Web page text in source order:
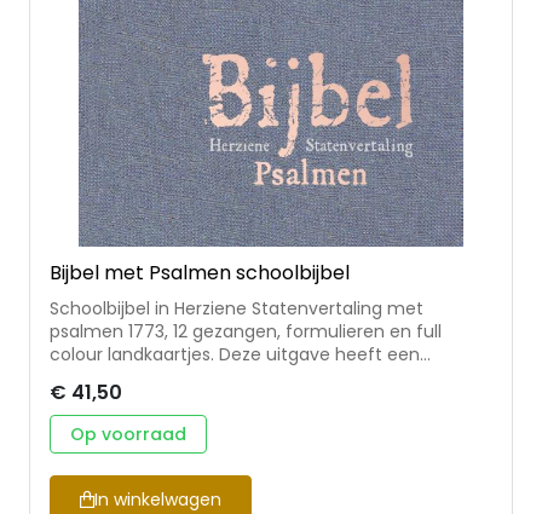
Bijbel met Psalmen schoolbijbel
Schoolbijbel in Herziene Statenvertaling met
psalmen 1773, 12 gezangen, formulieren en full
colour landkaartjes. Deze uitgave heeft een
leeslinten en is 12×18 cm. Een stevig gebonden
uitgave.
€ 41,50
Op voorraad
In winkelwagen